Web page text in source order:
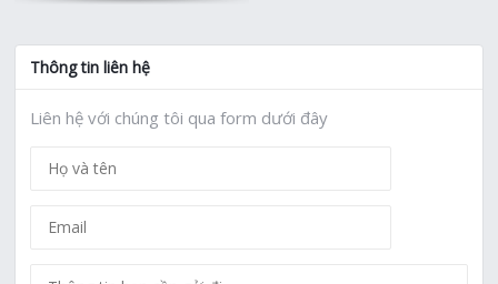
Thông tin liên hệ
Liên hệ với chúng tôi qua form dưới đây